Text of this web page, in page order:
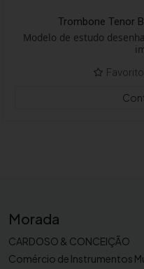
Trombone Tenor
Modelo de estudo
Morada
CARDOSO & CONCEIÇÃO
Comércio de Instrumentos